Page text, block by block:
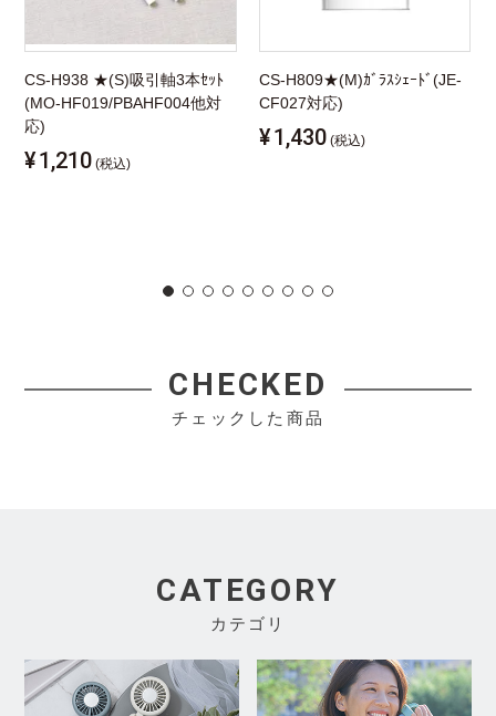
CS-H938 ★(S)吸引軸3本ｾｯﾄ
(MO-HF019/PBAHF004他対
応)
¥1,210 (税込)
CS-H809★(M)ｶﾞﾗｽｼｪｰﾄﾞ(JE-
CF027対応)
¥1,430 (税込)
CHECKED
チェックした商品
CATEGORY
カテゴリ